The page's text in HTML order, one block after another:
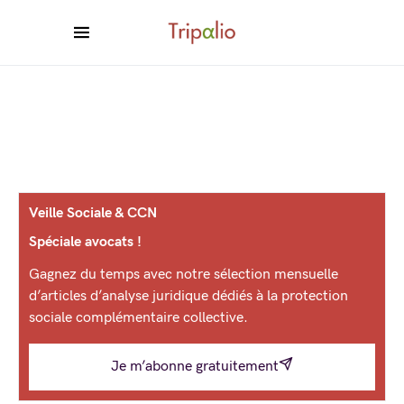
Veille Sociale & CCN
Spéciale avocats !
Gagnez du temps avec notre sélection mensuelle
d’articles d’analyse juridique dédiés à la protection
sociale complémentaire collective.
Je m’abonne gratuitement